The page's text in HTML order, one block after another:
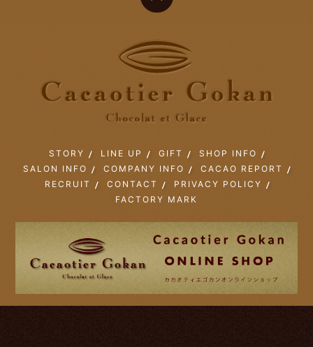
STORY LINE UP GIFT
SHOP INFO
SALON INFO
COMPANY INFO
CACAO REPORT
RECRUIT
CONTACT
PRIVACY POLICY
FACTORY MARK